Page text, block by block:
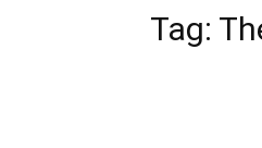
Tag: